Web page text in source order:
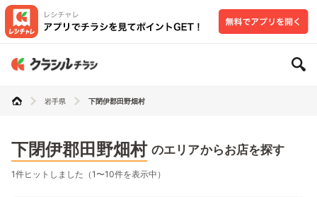
岩手県 下閉伊郡田野畑村
下閉伊郡田野畑村 のエリアからお店を探す
1件ヒットしました（1〜10件を表示中）